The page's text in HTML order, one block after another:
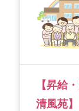
【昇給
清風苑